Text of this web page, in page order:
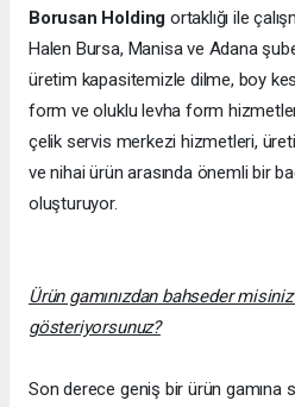
Borusan Holding ortaklığı ile
Halen Bursa, Manisa ve Adana
üretim kapasitemizle dilme, boy
form ve oluklu levha form
çelik servis merkezi hizmetleri,
ve nihai ürün arasında önemli bir
oluşturuyor.
Ürün gamınızdan bahseder
gösteriyorsunuz?
Son derece geniş bir ürün gamına